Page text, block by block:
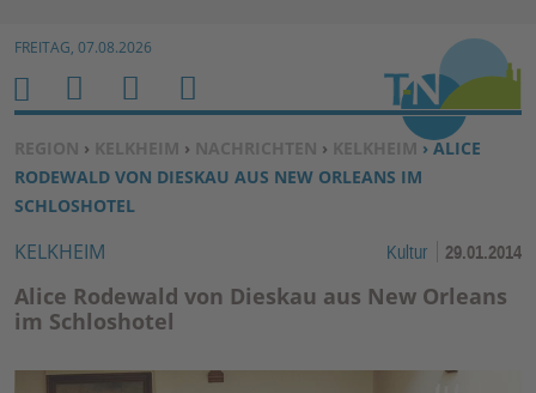
Zum Inhalt springen ↓
FREITAG, 07.08.2026
SIE BEFINDEN SICH HIER:
REGION › KELKHEIM › NACHRICHTEN › KELKHEIM › ALICE
RODEWALD VON DIESKAU AUS NEW ORLEANS IM
SCHLOSHOTEL
KELKHEIM Kultur 29.01.2014
Alice Rodewald von Dieskau aus New Orleans
im Schloshotel
H
O
M
E
M
E
N
U
S
U
C
H
B
E
N
E